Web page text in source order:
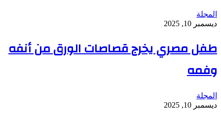
المجلة
ديسمبر 10, 2025
طفل مصري يخرج قصاصات الورق من أنفه
وفمه
المجلة
ديسمبر 10, 2025